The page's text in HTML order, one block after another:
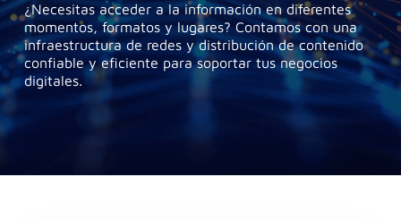
¿Necesitas acceder a la información en diferentes
momentos, formatos y lugares? Contamos con una
infraestructura de redes y distribución de contenido
confiable y eficiente para soportar tus negocios
digitales.